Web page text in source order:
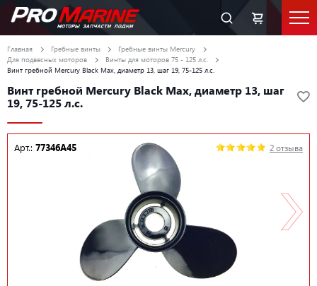
Главная Гребные винты
Гребные винты Mercury
Для подвесных моторов
Винты для моторов 75 - 125 л.с.
Винт гребной Mercury Black Max, диаметр 13, шаг 19, 75-125 л.с.
Винт гребной Mercury Black Max, диаметр 13, шаг
19, 75-125 л.с.
Арт.: 77346A45 2 отзыва